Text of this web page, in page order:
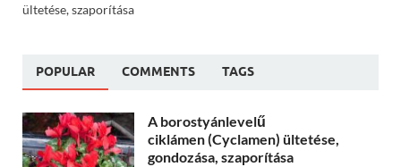
ültetése, szaporítása
POPULAR COMMENTS TAGS
A borostyánlevelű
ciklámen (Cyclamen) ültetése,
gondozása, szaporítása